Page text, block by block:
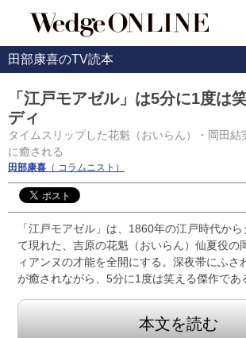
田部康喜のTV読本
「江戸モアゼル」は5分に1度は
ディ
タイムスリップした花魁（おいらん）・岡田結
に癒される
田部康喜 （ コラムニスト）
「江戸モアゼル」は、1860年の江戸時代か
て現れた、吉原の花魁（おいらん）仙夏役の
ィアンヌの才能を全開にする。深夜帯にふさ
が癒されながら、5分に1度は笑える傑作であ
本文を読む